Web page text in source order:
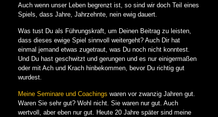
Auch wenn unser Leben begrenzt ist, so sind wir doch Teil eines
Spiels, dass Jahre, Jahrzehnte, nein ewig dauert.
Was tust Du als Führungskraft, um Deinen Beitrag zu leisten,
dass dieses ewige Spiel sinnvoll weitergeht? Auch Dir hat
einmal jemand etwas zugetraut, was Du noch nicht konntest.
Und Du hast geschwitzt und gerungen und es nur einigermaßen
oder mit Ach und Krach hinbekommen, bevor Du richtig gut
wurdest.
Meine Seminare und Coachings waren vor zwanzig Jahren gut.
Waren Sie sehr gut? Wohl nicht. Sie waren nur gut. Auch
wertvoll, aber eben nur gut. Heute 20 Jahre später sind meine